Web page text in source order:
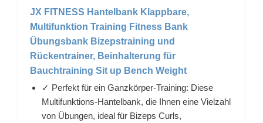
JX FITNESS Hantelbank Klappbare,
Multifunktion Training Fitness Bank
Übungsbank Bizepstraining und
Rückentrainer, Beinhalterung für
Bauchtraining Sit up Bench Weight
✓ Perfekt für ein Ganzkörper-Training: Diese
Multifunktions-Hantelbank, die Ihnen eine Vielzahl
von Übungen, ideal für Bizeps Curls,